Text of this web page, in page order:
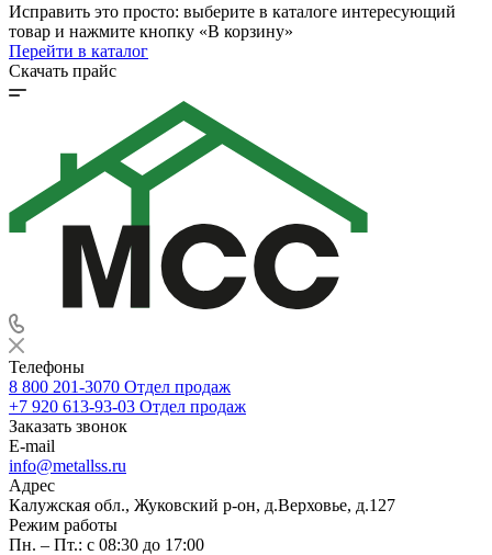
Исправить это просто: выберите в каталоге интересующий
товар и нажмите кнопку «В корзину»
Перейти в каталог
Скачать прайс
Телефоны
8 800 201-3070 Отдел продаж
+7 920 613-93-03 Отдел продаж
Заказать звонок
E-mail
info@metallss.ru
Адрес
Калужская обл., Жуковский р-он, д.Верховье, д.127
Режим работы
Пн. – Пт.: с 08:30 до 17:00